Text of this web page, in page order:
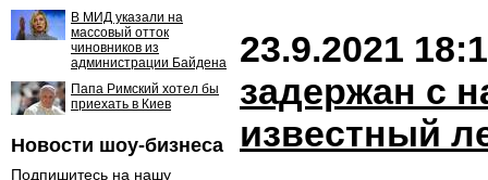
В МИД указали на
массовый отток
чиновников из
администрации Байдена
Папа Римский хотел бы
приехать в Киев
Новости шоу-бизнеса
Подпишитесь на нашу
23.9.2021
задержан с
известный